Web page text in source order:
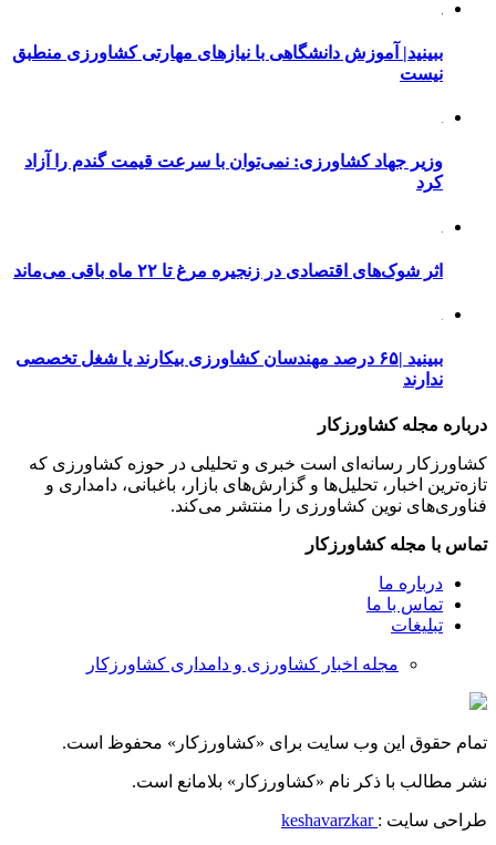
ببینید| آموزش دانشگاهی با نیازهای مهارتی کشاورزی منطبق
نیست
وزیر جهاد کشاورزی: نمی‌توان با سرعت قیمت گندم را آزاد
کرد
اثر شوک‌های اقتصادی در زنجیره مرغ تا ۲۲ ماه باقی می‌ماند
ببینید |۶۵ درصد مهندسان کشاورزی بیکارند یا شغل تخصصی
ندارند
درباره مجله کشاورزکار
کشاورزکار رسانه‌ای است خبری و تحلیلی در حوزه کشاورزی که
تازه‌ترین اخبار، تحلیل‌ها و گزارش‌های بازار، باغبانی، دامداری و
فناوری‌های نوین کشاورزی را منتشر می‌کند.
تماس با مجله کشاورزکار
درباره ما
تماس با ما
تبلیغات
مجله اخبار کشاورزی و دامداری کشاورزکار
تمام حقوق این وب سایت برای «کشاورزکار» محفوظ است.
نشر مطالب با ذکر نام «کشاورزکار» بلامانع است.
طراحی سایت : keshavarzkar